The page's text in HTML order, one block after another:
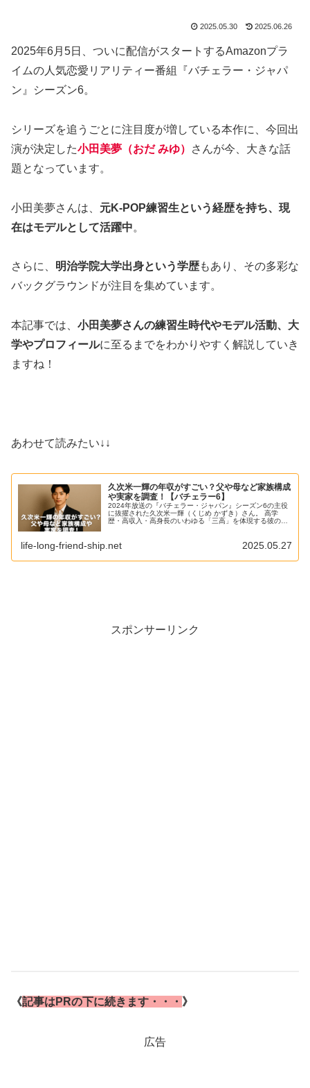
2025.05.30 2025.06.26
2025年6月5日、ついに配信がスタートするAmazonプラ
イムの人気恋愛リアリティー番組『バチェラー・ジャパ
ン』シーズン6。
シリーズを追うごとに注目度が増している本作に、今回出
演が決定した小田美夢（おだ みゆ）
さんが今、大きな話
題となっています。
小田美夢さんは、 元K-POP練習生という経歴を持ち、現
在はモデルとして活躍中。
さらに、 明治学院大学出身という学歴もあり、その多彩な
バックグラウンドが注目を集めています。
本記事では、 小田美夢さんの練習生時代やモデル活動、大
学やプロフィールに至るまでをわかりやすく解説していき
ますね！
あわせて読みたい↓↓
久次米一輝の年収がすごい？父や母など家族構成
や実家を調査！【バチェラー6】
2024年放送の『バチェラー・ジャパン』シーズン6の主役
に抜擢された久次米一輝（くじめ かずき）さん。 高学
歴・高収入・高身長のいわゆる「三高」を体現する彼の登
life-long-friend-ship.net 2025.05.27
スポンサーリンク
《記事はPRの下に続きます・・・ 》
広告